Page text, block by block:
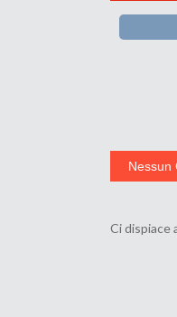
Nessun
Ci dispiace